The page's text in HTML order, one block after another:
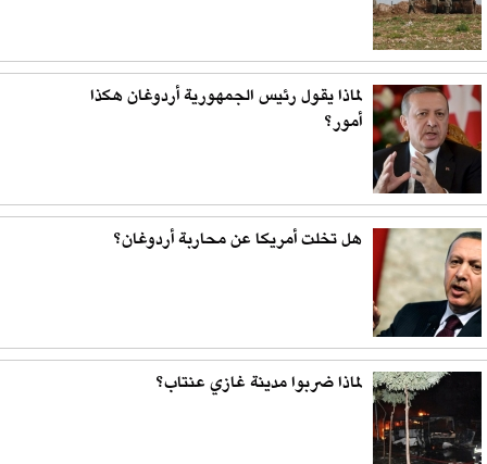
لماذا يقول رئيس الجمهورية أردوغان هكذا
أمور؟
هل تخلت أمريكا عن محاربة أردوغان؟
لماذا ضربوا مدينة غازي عنتاب؟